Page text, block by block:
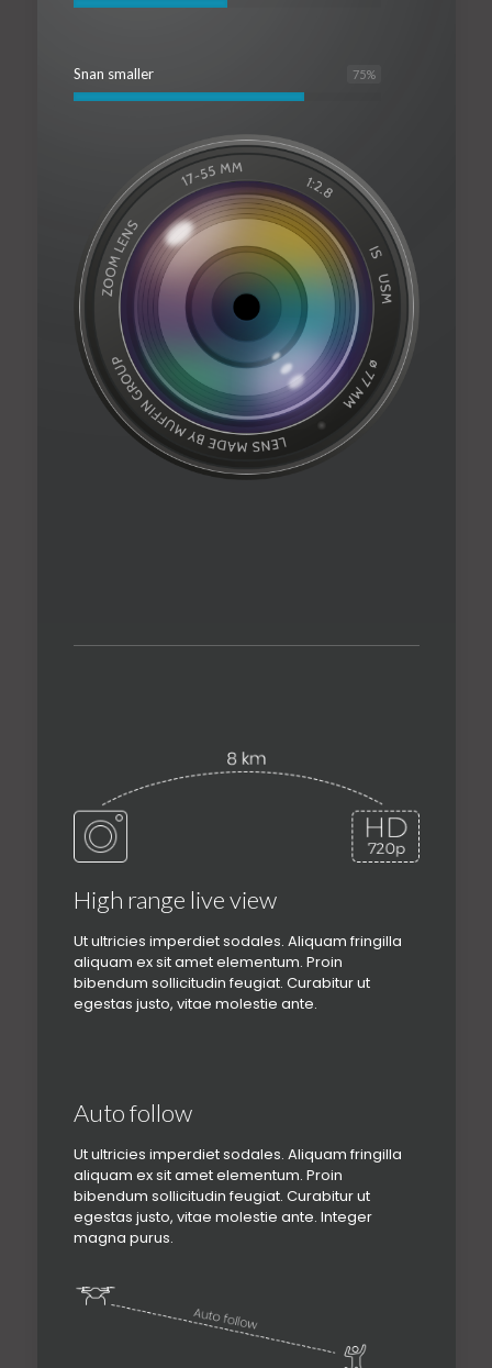
Snan smaller 75%
High range live view
Ut ultricies imperdiet sodales. Aliquam fringilla
aliquam ex sit amet elementum. Proin
bibendum sollicitudin feugiat. Curabitur ut
egestas justo, vitae molestie ante.
Auto follow
Ut ultricies imperdiet sodales. Aliquam fringilla
aliquam ex sit amet elementum. Proin
bibendum sollicitudin feugiat. Curabitur ut
egestas justo, vitae molestie ante. Integer
magna purus.